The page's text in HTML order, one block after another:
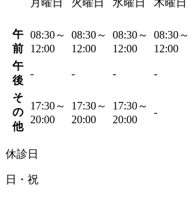
午
前
08:30～
12:00
08:30～
12:00
08:30～
12:00
08:30～
12:00
午
後
- - - -
そ
の
他
17:30～
20:00
17:30～
20:00
17:30～
20:00
-
休診日
日・祝